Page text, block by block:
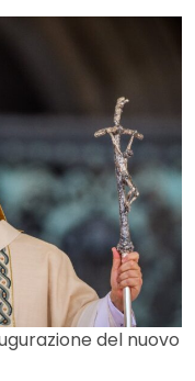
del nuovo